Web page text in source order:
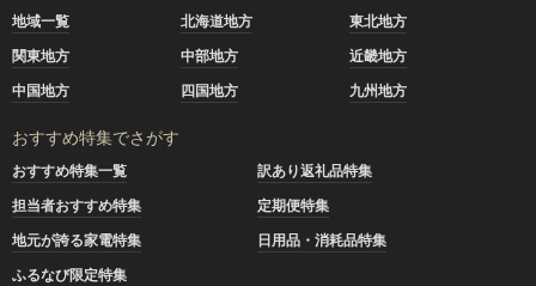
地域一覧 北海道地方
東北地方
関東地方
中部地方
近畿地方
中国地方
四国地方 九州地方
おすすめ特集でさがす
おすすめ特集一覧
訳あり返礼品特集
担当者おすすめ特集
定期便特集
地元が誇る家電特集
日用品・消耗品特集
ふるなび限定特集